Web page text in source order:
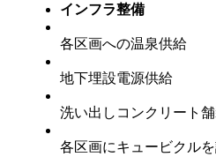
インフラ整備
各区画への温泉供給
地下埋設電源供給
洗い出しコンクリート
各区画にキュービクル